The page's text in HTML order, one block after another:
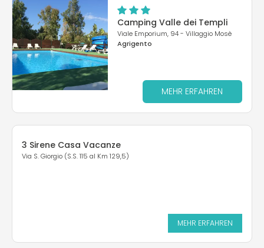
Camping Valle dei Templi
Viale Emporium, 94 - Villaggio Mosè
Agrigento
MEHR ERFAHREN
3 Sirene Casa Vacanze
Via S. Giorgio (S.S. 115 al Km 129,5)
MEHR ERFAHREN